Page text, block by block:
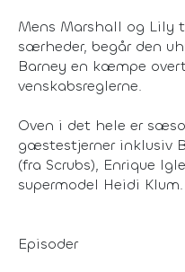
Mens Marshall og Lily
særheder, begår den
Barney en kæmpe
venskabsreglerne.
Oven i det hele er
gæstestjerner inklusiv
(fra Scrubs), Enrique
supermodel Heidi Klum.
Episoder